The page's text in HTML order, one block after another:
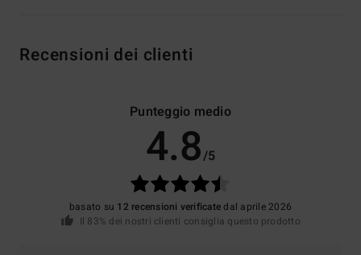
Recensioni dei clienti
Punteggio medio
4.8/5
basato su 12 recensioni verificatedal aprile 2026
Il 83% dei nostri clienti consiglia questo prodotto